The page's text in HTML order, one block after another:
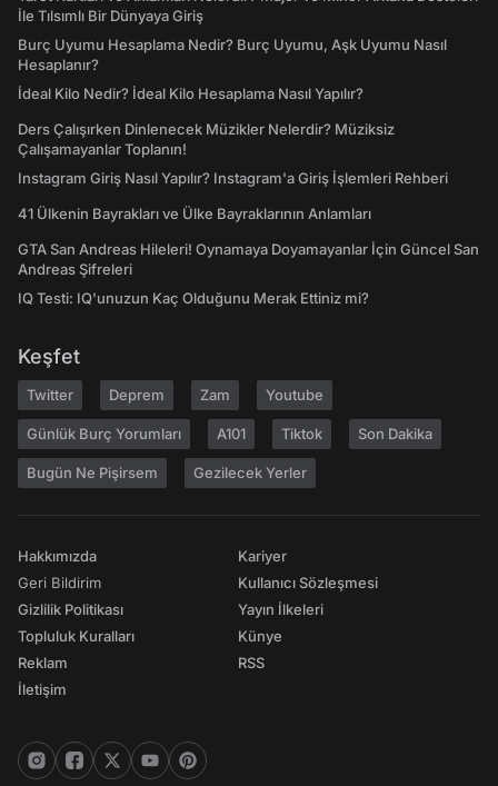
İle Tılsımlı Bir Dünyaya Giriş
Burç Uyumu Hesaplama Nedir? Burç Uyumu, Aşk Uyumu Nasıl
Hesaplanır?
İdeal Kilo Nedir? İdeal Kilo Hesaplama Nasıl Yapılır?
Ders Çalışırken Dinlenecek Müzikler Nelerdir? Müziksiz
Çalışamayanlar Toplanın!
Instagram Giriş Nasıl Yapılır? Instagram'a Giriş İşlemleri Rehberi
41 Ülkenin Bayrakları ve Ülke Bayraklarının Anlamları
GTA San Andreas Hileleri! Oynamaya Doyamayanlar İçin Güncel San
Andreas Şifreleri
IQ Testi: IQ'unuzun Kaç Olduğunu Merak Ettiniz mi?
Keşfet
Twitter Deprem Zam Youtube
Günlük Burç Yorumları A101 Tiktok Son Dakika
Bugün Ne Pişirsem Gezilecek Yerler
Hakkımızda
Geri Bildirim
Gizlilik Politikası
Topluluk Kuralları
Reklam
İletişim
Kariyer
Kullanıcı Sözleşmesi
Yayın İlkeleri
Künye
RSS